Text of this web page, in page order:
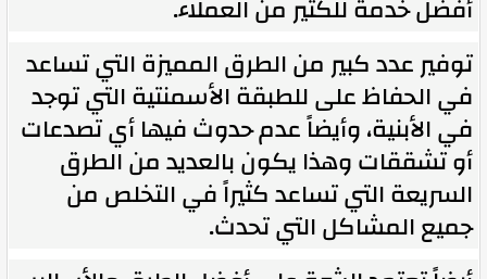
أفضل خدمة للكثير من العملاء.
توفير عدد كبير من الطرق المميزة التي تساعد
في الحفاظ على للطبقة الأسمنتية التي توجد
في الأبنية، وأيضاً عدم حدوث فيها أي تصدعات
أو تشققات وهذا يكون بالعديد من الطرق
السريعة التي تساعد كثيراً في التخلص من
جميع المشاكل التي تحدث.